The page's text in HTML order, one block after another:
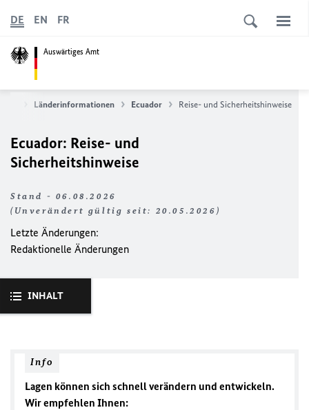
Auswärtiges Amt
DE EN FR
Länderinformationen Ecuador Reise- und Sicherheitshinweise
Ecuador: Reise- und
Sicherheitshinweise
Stand - 06.08.2026
(Unverändert gültig seit: 20.05.2026)
Letzte Änderungen:
Redaktionelle Änderungen
INHALT
Info
Lagen können sich schnell verändern und entwickeln.
Wir empfehlen Ihnen: